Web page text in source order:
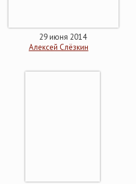
29 июня 2014
Алексей Слёзкин